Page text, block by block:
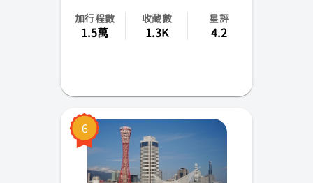
加行程數
1.5萬
收藏數
1.3K
星評
4.2
6